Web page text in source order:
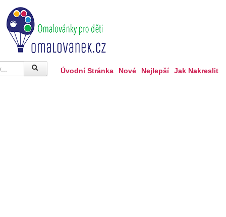
Úvodní Stránka Nové Nejlepší Jak Nakreslit